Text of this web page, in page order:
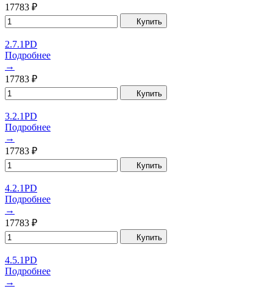
17783 ₽
Купить
2.7.1PD
Подробнее
→
17783 ₽
Купить
3.2.1PD
Подробнее
→
17783 ₽
Купить
4.2.1PD
Подробнее
→
17783 ₽
Купить
4.5.1PD
Подробнее
→